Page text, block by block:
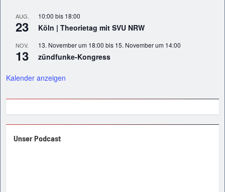
AUG.
23
10:00 bis 18:00
Köln | Theorietag mit SVU NRW
NOV.
13
13. November um 18:00 bis 15. November um 14:00
zündfunke-Kongress
Kalender anzeigen
Unser Podcast